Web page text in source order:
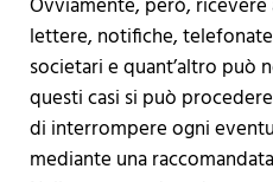
Ovviamente, però,
lettere, notifiche,
societari e quant’altro può
questi casi si può
di interrompere ogni
mediante una